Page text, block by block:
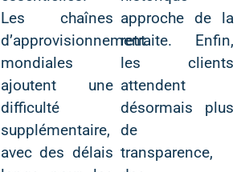
Les chaînes
d’approvisionnement
mondiales
ajoutent une
difficulté
supplémentaire,
avec des délais
approche de la
retraite. Enfin,
les clients
attendent
désormais plus
de
transparence,